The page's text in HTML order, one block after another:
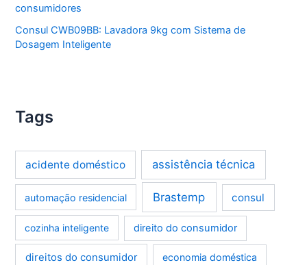
consumidores
Consul CWB09BB: Lavadora 9kg com Sistema de
Dosagem Inteligente
Tags
acidente doméstico assistência técnica
automação residencial Brastemp consul
cozinha inteligente direito do consumidor
direitos do consumidor economia doméstica